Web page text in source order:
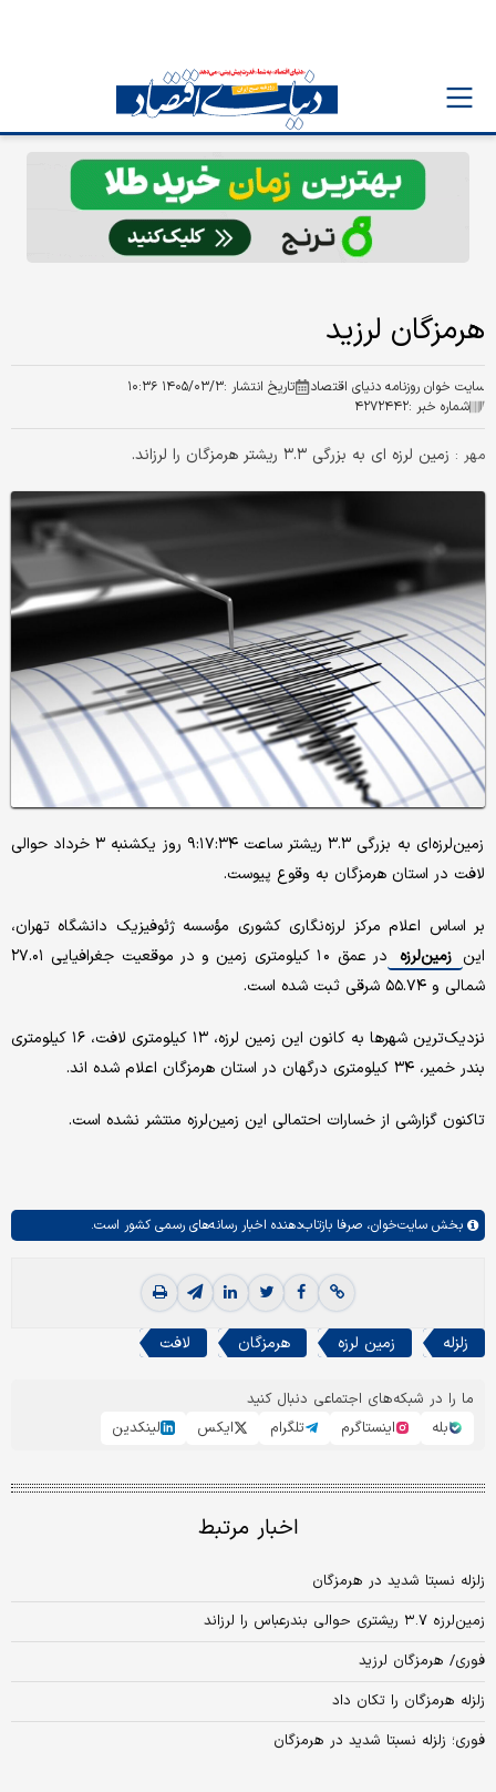
هرمزگان لرزید
سایت خوان روزنامه دنیای اقتصاد تاریخ انتشار :۱۴۰۵/۰۳/۳ ۱۰:۳۶
شماره خبر :۴۲۷۲۴۴۲
مهر : زمین لرزه ای به بزرگی ۳.۳ ریشتر هرمزگان را لرزاند.
زمین‌لرزه‌ای به بزرگی ۳.۳ ریشتر ساعت ۹:۱۷:۳۴ روز یکشنبه ۳ خرداد حوالی
لافت در استان هرمزگان به وقوع پیوست.
بر اساس اعلام مرکز لرزه‌نگاری کشوری مؤسسه ژئوفیزیک دانشگاه تهران،
این زمین‌لرزه
در عمق ۱٠ کیلومتری زمین و در موقعیت جغرافیایی ۲۷.۰۱
شمالی و ۵۵.۷۴ شرقی ثبت شده است.
نزدیک‌ترین شهرها به کانون این زمین لرزه، ۱۳ کیلومتری لافت، ۱۶ کیلومتری
بندر خمیر، ۳۴ کیلومتری درگهان در استان هرمزگان اعلام شده اند.
تاکنون گزارشی از خسارات احتمالی این زمین‌لرزه منتشر نشده است.
بخش سایت‌خوان، صرفا بازتاب‌دهنده اخبار رسانه‌های رسمی کشور است.
زلزله زمین لرزه هرمزگان لافت
ما را در شبکه‌های اجتماعی دنبال کنید
بله
اینستاگرم تلگرام ایکس لینکدین
اخبار مرتبط
زلزله نسبتا شدید در هرمزگان
زمین‌لرزه ۳.۷ ریشتری حوالی بندرعباس را لرزاند
فوری/ هرمزگان لرزید
زلزله هرمزگان را تکان داد
فوری؛ زلزله نسبتا شدید در هرمزگان